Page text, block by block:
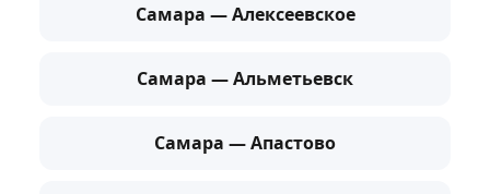
Самара — Алексеевское
Самара — Альметьевск
Самара — Апастово